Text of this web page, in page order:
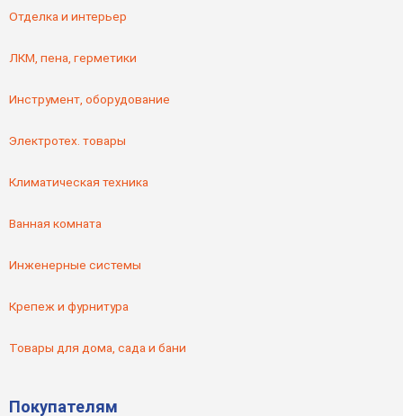
Отделка и интерьер
ЛКМ, пена, герметики
Инструмент, оборудование
Электротех. товары
Климатическая техника
Ванная комната
Инженерные системы
Крепеж и фурнитура
Товары для дома, сада и бани
Покупателям